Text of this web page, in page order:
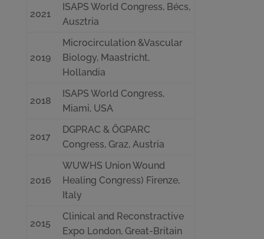
2021
ISAPS World Congress, Bécs,
Ausztria
2019
Microcirculation &Vascular
Biology, Maastricht,
Hollandia
2018
ISAPS World Congress,
Miami, USA
2017
DGPRAC & ÖGPARC
Congress, Graz, Austria
2016
WUWHS Union Wound
Healing Congress) Firenze,
Italy
2015
Clinical and Reconstractive
Expo London, Great-Britain